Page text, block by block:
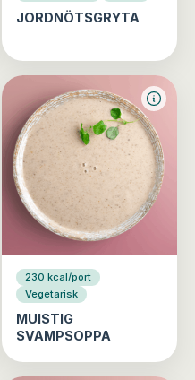
JORDNÖTSGRYTA
230 kcal/port
Vegetarisk
MUISTIG
SVAMPSOPPA